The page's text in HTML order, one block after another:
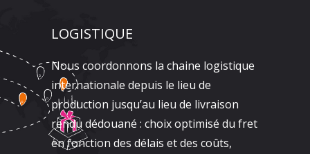
LOGISTIQUE
Nous coordonnons la chaine logistique
internationale depuis le lieu de
production jusqu’au lieu de livraison
rendu dédouané : choix optimisé du fret
en fonction des délais et des coûts,